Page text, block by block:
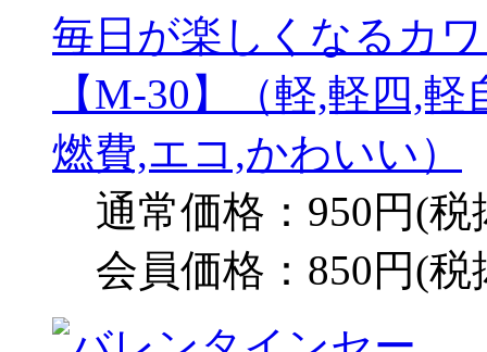
毎日が楽しくなるカ
【M-30】（軽,軽四,
燃費,エコ,かわいい）
通常価格：950円(税
会員価格：850円(税